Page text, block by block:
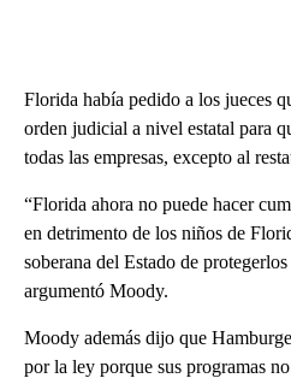
Florida había pedido a los jueces
orden judicial a nivel estatal para
todas las empresas, excepto al
“Florida ahora no puede hacer
en detrimento de los niños de
soberana del Estado de
argumentó Moody.
Moody además dijo que
por la ley porque sus programas